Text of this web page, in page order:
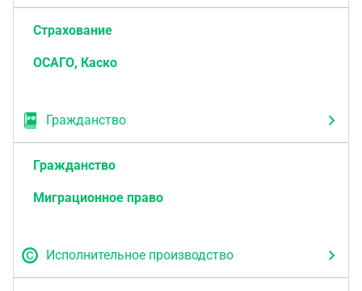
Страхование
ОСАГО, Каско
Гражданство
Гражданство
Миграционное право
Исполнительное производство